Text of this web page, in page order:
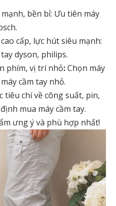
bền bỉ: Ưu tiên máy
.
cấp, lực hút siêu mạnh:
dyson, philips.
phím, vị trí nhỏ:Chọn máy
máy cầm tay nhỏ.
tiêu chí về công suất, pin,
mua máy cầm tay.
ưng ý và phù hợp nhất!